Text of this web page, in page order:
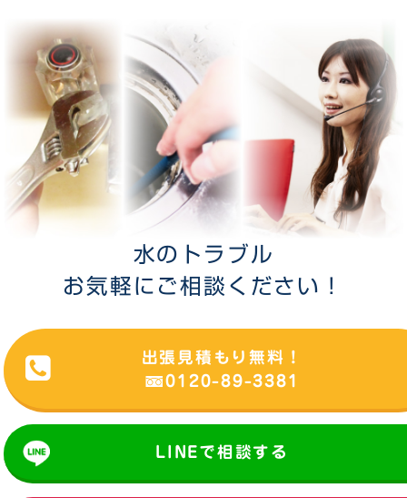
水のトラブル
お気軽にご相談ください！
出張見積もり無料！
0120-89-3381
LINEで相談する